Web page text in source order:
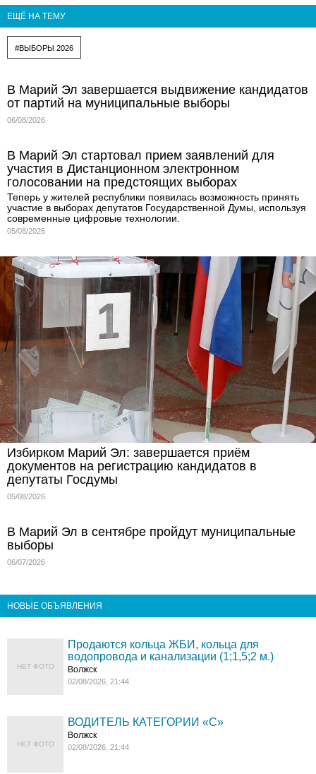
ЕЩЁ НА ТЕМУ
#ВЫБОРЫ 2026
В Марий Эл завершается выдвижение кандидатов
от партий на муниципальные выборы
06/08/2026
В Марий Эл стартовал прием заявлений для
участия в Дистанционном электронном
голосовании на предстоящих выборах
Теперь у жителей республики появилась возможность принять
участие в выборах депутатов Государственной Думы, используя
современные цифровые технологии.
05/08/2026
Избирком Марий Эл: завершается приём
документов на регистрацию кандидатов в
депутаты Госдумы
05/08/2026
В Марий Эл в сентябре пройдут муниципальные
выборы
06/07/2026
НОВЫЕ ОБЪЯВЛЕНИЯ
НЕТ ФОТО
Продаются кольца ЖБИ, кольца для
водопровода и канализации (1;1,5;2 м.)
Волжск
02/08/2026, 21:44
НЕТ ФОТО
ВОДИТЕЛЬ КАТЕГОРИИ «C»
Волжск
02/08/2026, 21:44